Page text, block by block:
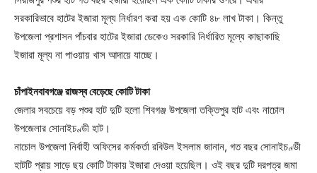
সরকারিভাবে হাটের ইজারা মূল্য নির্ধারণ করা হয় এক কোটি ৪৮ লাখ টাকা। কিন্তু
উপজেলা প্রশাসন পাঁচবার হাটের ইজারা ডেকেও সরকারি নির্ধারিত মূল্যে কাছাকাছি
ইজারা মূল্য না পাওয়ায় খাস আদায়ে যাচ্ছে।
চাঁপাইনবাবগঞ্জে রাজস্ব বেড়েছে কোটি টাকা
জেলার সবচেয়ে বড় পশুর হাট দুটি হলো শিবগঞ্জ উপজেলা তক্তিপুর হাট এবং নাচোল
উপজেলার সোনাইচণ্ডী হাট।
নাচোল উপজেলা নির্বাহী অফিসের কর্মকর্তা রবিউল ইসলাম জানান, গত বছর সোনাইচণ্ডী
হাটটি প্রায় সাড়ে ছয় কোটি টাকায় ইজারা দেওয়া হয়েছিল। ওই বছর দুটি দরপত্র জমা